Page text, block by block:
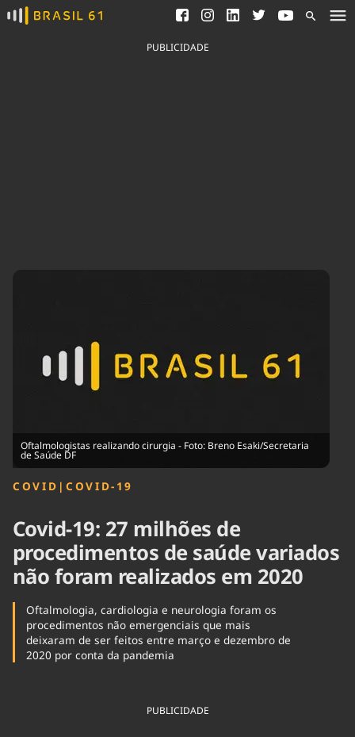
Ver todas as notícias
Saneamento
Indicadores
Tecnologia
Cinema
Infraestrutura
Internacional
PUBLICIDADE
Oftalmologistas realizando cirurgia - Foto: Breno Esaki/Secretaria
de Saúde DF
COVID | COVID-19
Covid-19: 27 milhões de
procedimentos de saúde variados
não foram realizados em 2020
Oftalmologia, cardiologia e neurologia foram os
procedimentos não emergenciais que mais
deixaram de ser feitos entre março e dezembro de
2020 por conta da pandemia
PUBLICIDADE